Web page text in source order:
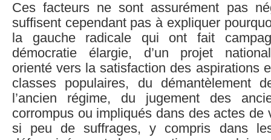
Ces facteurs ne sont assurément pas
suffisent cependant pas à expliquer
la gauche radicale qui ont fait
démocratie élargie, d’un projet
orienté vers la satisfaction des aspirations
classes populaires, du démantèlement
l’ancien régime, du jugement des
corrompus ou impliqués dans des actes de
si peu de suffrages, y compris dans